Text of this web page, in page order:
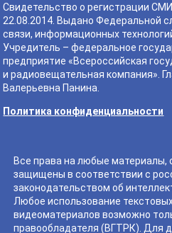
Свидетельство о регистрации
22.08.2014. Выдано Федеральной
связи, информационных
Учредитель – федеральное
предприятие «Всероссийская
и радиовещательная компания».
Валерьевна Панина.
Политика конфиденциальности
Все права на любые материалы,
защищены в соответствии с
законодательством об
Любое использование
видеоматериалов возможно
правообладателя (ВГТРК). Для